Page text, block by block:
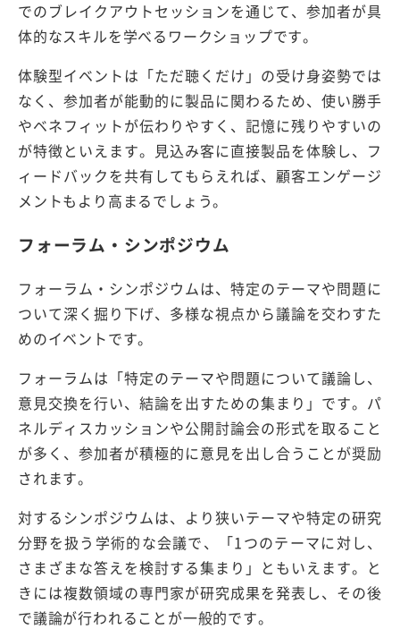
でのブレイクアウトセッションを通じて、参加者が具
体的なスキルを学べるワークショップです。
体験型イベントは「ただ聴くだけ」の受け身姿勢では
なく、参加者が能動的に製品に関わるため、使い勝手
やベネフィットが伝わりやすく、記憶に残りやすいの
が特徴といえます。見込み客に直接製品を体験し、フ
ィードバックを共有してもらえれば、顧客エンゲージ
メントもより高まるでしょう。
フォーラム・シンポジウム
フォーラム・シンポジウムは、特定のテーマや問題に
ついて深く掘り下げ、多様な視点から議論を交わすた
めのイベントです。
フォーラムは「特定のテーマや問題について議論し、
意見交換を行い、結論を出すための集まり」です。パ
ネルディスカッションや公開討論会の形式を取ること
が多く、参加者が積極的に意見を出し合うことが奨励
されます。
対するシンポジウムは、より狭いテーマや特定の研究
分野を扱う学術的な会議で、「1つのテーマに対し、
さまざまな答えを検討する集まり」ともいえます。と
きには複数領域の専門家が研究成果を発表し、その後
で議論が行われることが一般的です。